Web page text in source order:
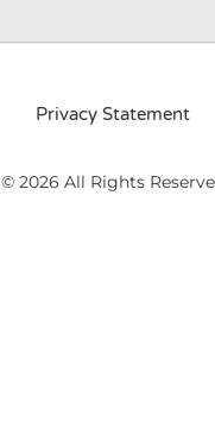
Privacy Statement
© 2026 All Rights